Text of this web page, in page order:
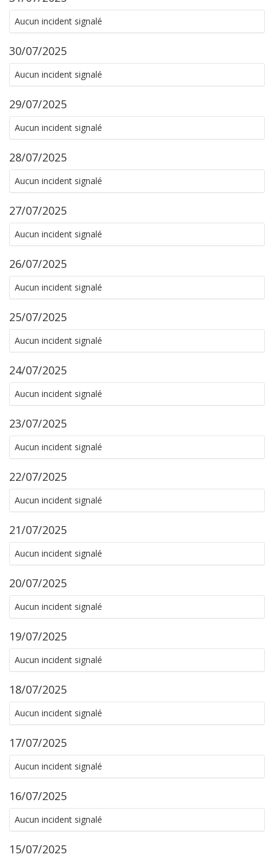
Aucun incident signalé
30/07/2025
Aucun incident signalé
29/07/2025
Aucun incident signalé
28/07/2025
Aucun incident signalé
27/07/2025
Aucun incident signalé
26/07/2025
Aucun incident signalé
25/07/2025
Aucun incident signalé
24/07/2025
Aucun incident signalé
23/07/2025
Aucun incident signalé
22/07/2025
Aucun incident signalé
21/07/2025
Aucun incident signalé
20/07/2025
Aucun incident signalé
19/07/2025
Aucun incident signalé
18/07/2025
Aucun incident signalé
17/07/2025
Aucun incident signalé
16/07/2025
Aucun incident signalé
15/07/2025